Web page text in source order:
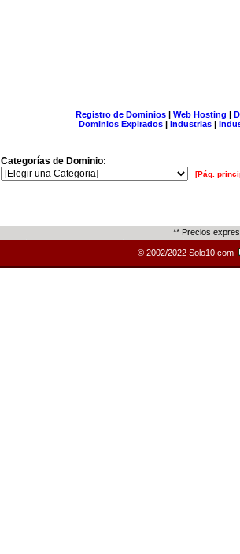
Registro de Dominios| Web Hosting |
Dominios Expirados | Industrias |
Categorías de Dominio:
[Pág.
** Precios
© 2002/2022 Solo10.com